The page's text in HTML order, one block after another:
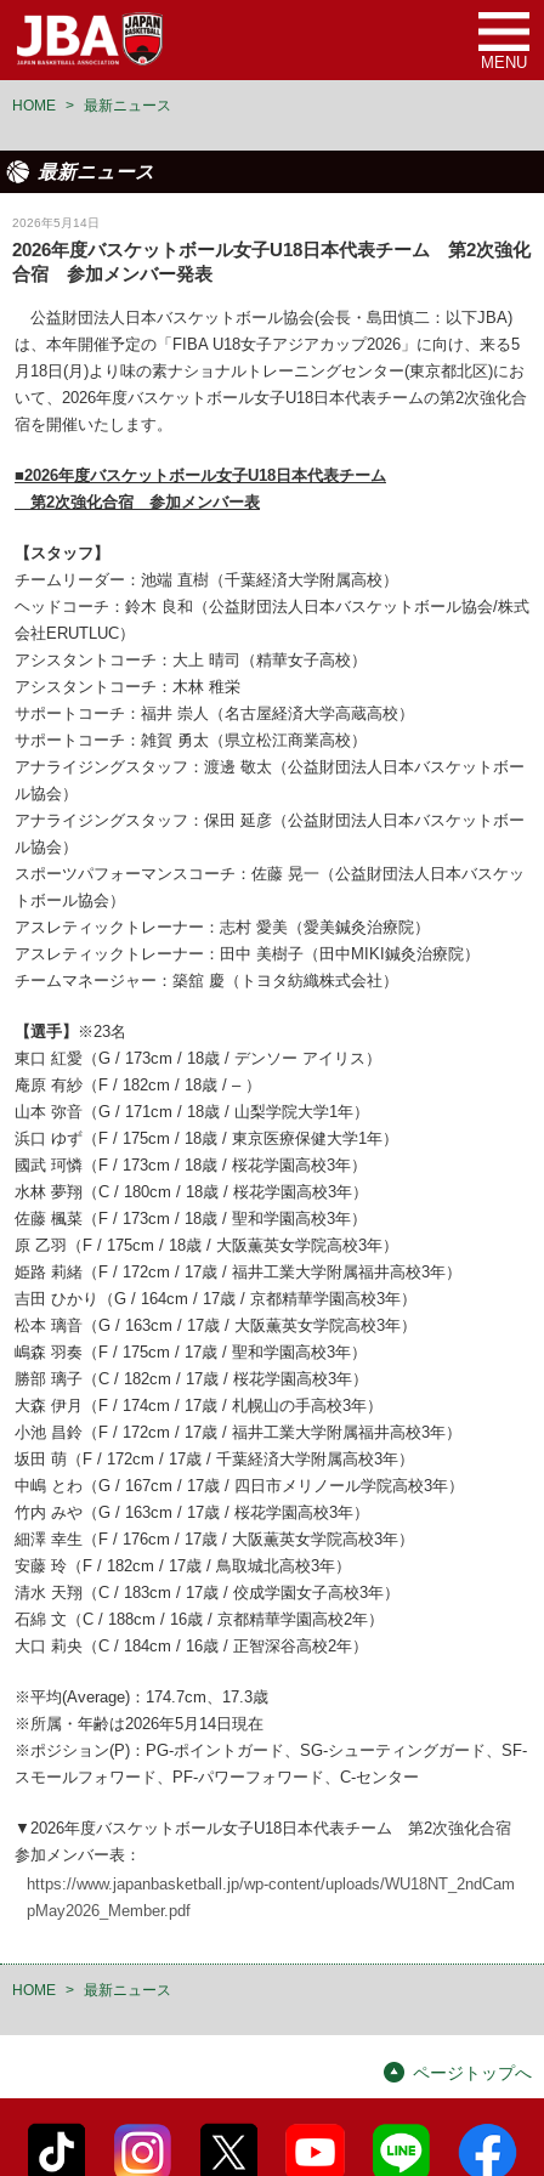
MENU
HOME > 最新ニュース
最新ニュース
2026年5月14日
2026年度バスケットボール女子U18日本代表チーム 第2次強化
合宿 参加メンバー発表
公益財団法人日本バスケットボール協会(会長・島田慎二：以下JBA)
は、本年開催予定の「FIBA U18女子アジアカップ2026」に向け、来る5
月18日(月)より味の素ナショナルトレーニングセンター(東京都北区)にお
いて、2026年度バスケットボール女子U18日本代表チームの第2次強化合
宿を開催いたします。
■2026年度バスケットボール女子U18日本代表チーム
第2次強化合宿 参加メンバー表
【スタッフ】
チームリーダー：池端 直樹（千葉経済大学附属高校）
ヘッドコーチ：鈴木 良和（公益財団法人日本バスケットボール協会/株式
会社ERUTLUC）
アシスタントコーチ：大上 晴司（精華女子高校）
アシスタントコーチ：木林 稚栄
サポートコーチ：福井 崇人（名古屋経済大学高蔵高校）
サポートコーチ：雑賀 勇太（県立松江商業高校）
アナライジングスタッフ：渡邊 敬太（公益財団法人日本バスケットボー
ル協会）
アナライジングスタッフ：保田 延彦（公益財団法人日本バスケットボー
ル協会）
スポーツパフォーマンスコーチ：佐藤 晃一（公益財団法人日本バスケッ
トボール協会）
アスレティックトレーナー：志村 愛美（愛美鍼灸治療院）
アスレティックトレーナー：田中 美樹子（田中MIKI鍼灸治療院）
チームマネージャー：築舘 慶（トヨタ紡織株式会社）
【選手】
※23名
東口 紅愛（G / 173cm / 18歳 / デンソー アイリス）
庵原 有紗（F / 182cm / 18歳 / – ）
山本 弥音（G / 171cm / 18歳 / 山梨学院大学1年）
浜口 ゆず（F / 175cm / 18歳 / 東京医療保健大学1年）
國武 珂憐（F / 173cm / 18歳 / 桜花学園高校3年）
水林 夢翔（C / 180cm / 18歳 / 桜花学園高校3年）
佐藤 楓菜（F / 173cm / 18歳 / 聖和学園高校3年）
原 乙羽（F / 175cm / 18歳 / 大阪薫英女学院高校3年）
姫路 莉緒（F / 172cm / 17歳 / 福井工業大学附属福井高校3年）
吉田 ひかり（G / 164cm / 17歳 / 京都精華学園高校3年）
松本 璃音（G / 163cm / 17歳 / 大阪薫英女学院高校3年）
嶋森 羽奏（F / 175cm / 17歳 / 聖和学園高校3年）
勝部 璃子（C / 182cm / 17歳 / 桜花学園高校3年）
大森 伊月（F / 174cm / 17歳 / 札幌山の手高校3年）
小池 昌鈴（F / 172cm / 17歳 / 福井工業大学附属福井高校3年）
坂田 萌（F / 172cm / 17歳 / 千葉経済大学附属高校3年）
中嶋 とわ（G / 167cm / 17歳 / 四日市メリノール学院高校3年）
竹内 みや（G / 163cm / 17歳 / 桜花学園高校3年）
細澤 幸生（F / 176cm / 17歳 / 大阪薫英女学院高校3年）
安藤 玲（F / 182cm / 17歳 / 鳥取城北高校3年）
清水 天翔（C / 183cm / 17歳 / 佼成学園女子高校3年）
石綿 文（C / 188cm / 16歳 / 京都精華学園高校2年）
大口 莉央（C / 184cm / 16歳 / 正智深谷高校2年）
※平均(Average)：174.7cm、17.3歳
※所属・年齢は2026年5月14日現在
※ポジション(P)：PG-ポイントガード、SG-シューティングガード、SF-
スモールフォワード、PF-パワーフォワード、C-センター
▼2026年度バスケットボール女子U18日本代表チーム 第2次強化合宿
参加メンバー表：
https://www.japanbasketball.jp/wp-content/uploads/WU18NT_2ndCam
pMay2026_Member.pdf
HOME > 最新ニュース
ページトップへ